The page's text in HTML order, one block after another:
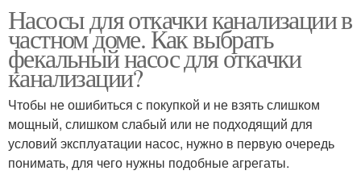
Насосы для откачки канализации в
частном доме. Как выбрать
фекальный насос для откачки
канализации?
Чтобы не ошибиться с покупкой и не взять слишком
мощный, слишком слабый или не подходящий для
условий эксплуатации насос, нужно в первую очередь
понимать, для чего нужны подобные агрегаты.